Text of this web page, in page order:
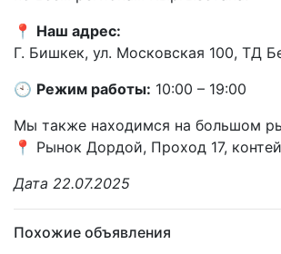
📍 Наш адрес:
Г. Бишкек, ул. Московская 100, ТД
🕙 Режим работы: 10:00 – 19:00
Мы также находимся на большом
📍 Рынок Дордой, Проход 17,
Дата 22.07.2025
Похожие объявления